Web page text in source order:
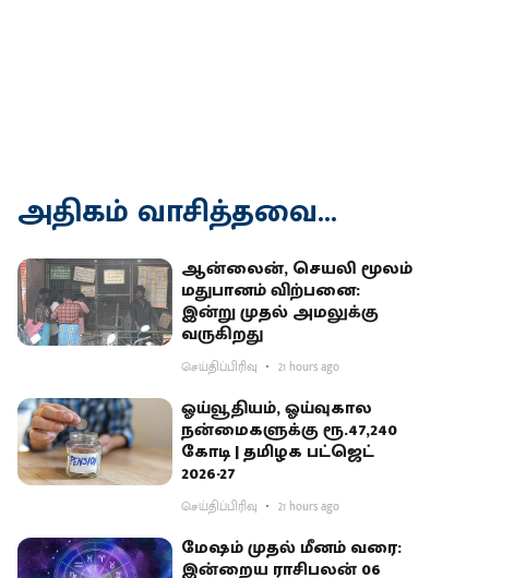
அதிகம் வாசித்தவை...
ஆன்லைன், செயலி மூலம்
மதுபானம் விற்பனை:
இன்று முதல் அமலுக்கு
வருகிறது
செய்திப்பிரிவு 21 hours ago
ஓய்வூதியம், ஓய்வுகால
நன்மைகளுக்கு ரூ.47,240
கோடி | தமிழக பட்ஜெட்
2026-27
செய்திப்பிரிவு 21 hours ago
மேஷம் முதல் மீனம் வரை:
இன்றைய ராசிபலன் 06